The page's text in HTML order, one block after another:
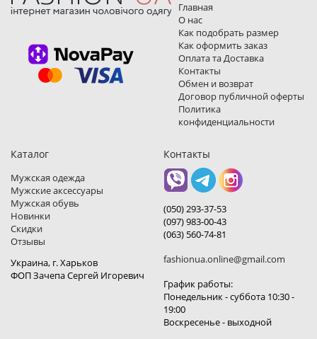
Главная
О нас
Как подобрать размер
Как оформить заказ
Оплата та Доставка
Контакты
Обмен и возврат
Договор публичной оферты
Политика
конфиденциальности
Каталог
Мужская одежда
Мужские аксессуары
Мужская обувь
Новинки
Скидки
Отзывы
Украина, г. Харьков
ФОП Зачепа Сергей Игоревич
Контакты
(050) 293-37-53
(097) 983-00-43
(063) 560-74-81
fashionua.online@gmail.com
График работы:
Понедельник - суббота 10:30 -
19:00
Воскресенье - выходной